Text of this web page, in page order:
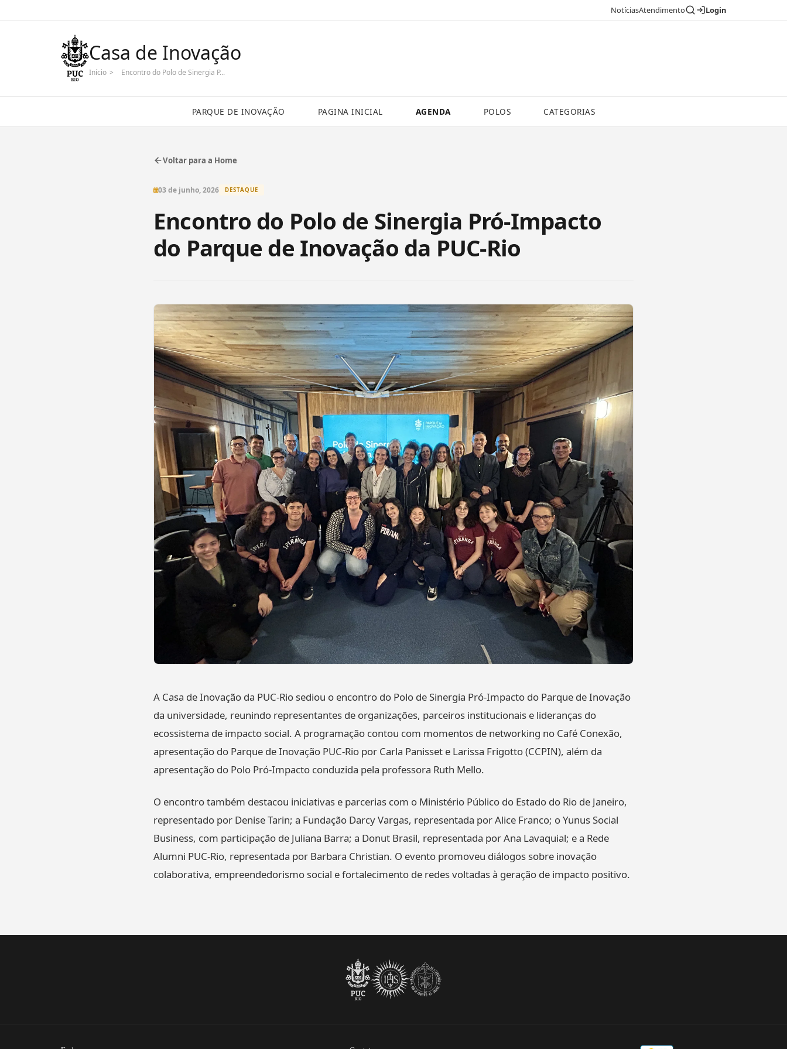
NotíciasAtendimento Login
Casa de Inovação
Início > Encontro do Polo de Sinergia P...
PARQUE DE INOVAÇÃO PAGINA INICIAL AGENDA POLOS CATEGORIAS
Voltar para a Home
03 de junho, 2026 DESTAQUE
Encontro do Polo de Sinergia Pró-Impacto
do Parque de Inovação da PUC-Rio
A Casa de Inovação da PUC-Rio sediou o encontro do Polo de Sinergia Pró-Impacto do Parque de Inovação
da universidade, reunindo representantes de organizações, parceiros institucionais e lideranças do
ecossistema de impacto social. A programação contou com momentos de networking no Café Conexão,
apresentação do Parque de Inovação PUC-Rio por Carla Panisset e Larissa Frigotto (CCPIN), além da
apresentação do Polo Pró-Impacto conduzida pela professora Ruth Mello.
O encontro também destacou iniciativas e parcerias com o Ministério Público do Estado do Rio de Janeiro,
representado por Denise Tarin; a Fundação Darcy Vargas, representada por Alice Franco; o Yunus Social
Business, com participação de Juliana Barra; a Donut Brasil, representada por Ana Lavaquial; e a Rede
Alumni PUC-Rio, representada por Barbara Christian. O evento promoveu diálogos sobre inovação
colaborativa, empreendedorismo social e fortalecimento de redes voltadas à geração de impacto positivo.